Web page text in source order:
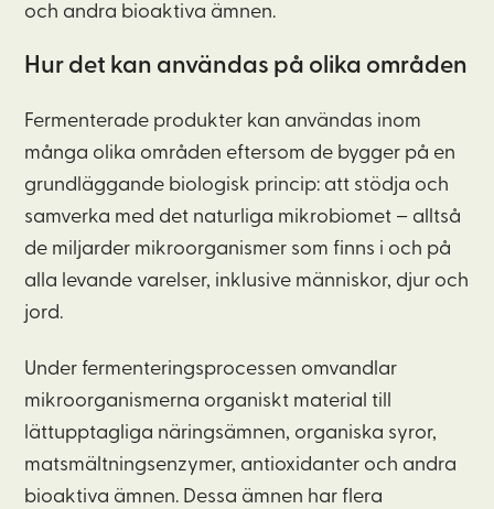
och andra bioaktiva ämnen.
Hur det kan användas på olika områden
Fermenterade produkter kan användas inom
många olika områden eftersom de bygger på en
grundläggande biologisk princip: att stödja och
samverka med det naturliga mikrobiomet – alltså
de miljarder mikroorganismer som finns i och på
alla levande varelser, inklusive människor, djur och
jord.
Under fermenteringsprocessen omvandlar
mikroorganismerna organiskt material till
lättupptagliga näringsämnen, organiska syror,
matsmältningsenzymer, antioxidanter och andra
bioaktiva ämnen. Dessa ämnen har flera